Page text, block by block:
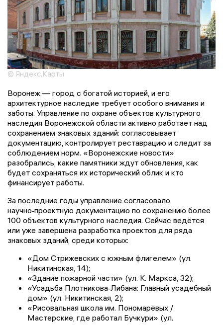
© Яндекс.Карты
Воронеж — город с богатой историей, и его
архитектурное наследие требует особого внимания и
заботы. Управление по охране объектов культурного
наследия Воронежской области активно работает над
сохранением знаковых зданий: согласовывает
документацию, контролирует реставрацию и следит за
соблюдением норм. «Воронежские новости»
разобрались, какие памятники ждут обновления, как
будет сохраняться их исторический облик и кто
финансирует работы.
За последние годы управление согласовало
научно‑проектную документацию по сохранению более
100 объектов культурного наследия. Сейчас ведётся
или уже завершена разработка проектов для ряда
знаковых зданий, среди которых:
«Дом Стрижевских с южным флигелем» (ул.
Никитинская, 14);
«Здание пожарной части» (ул. К. Маркса, 32);
«Усадьба Плотникова‑Либана: Главный усадебный
дом» (ул. Никитинская, 2);
«Рисовальная школа им. Пономарёвых /
Мастерские, где работал Бучкури» (ул.